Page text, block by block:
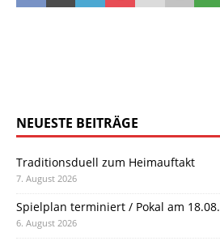
NEUESTE BEITRÄGE
Traditionsduell zum Heimauftakt
7. August 2026
Spielplan terminiert / Pokal am 18.08.
6. August 2026